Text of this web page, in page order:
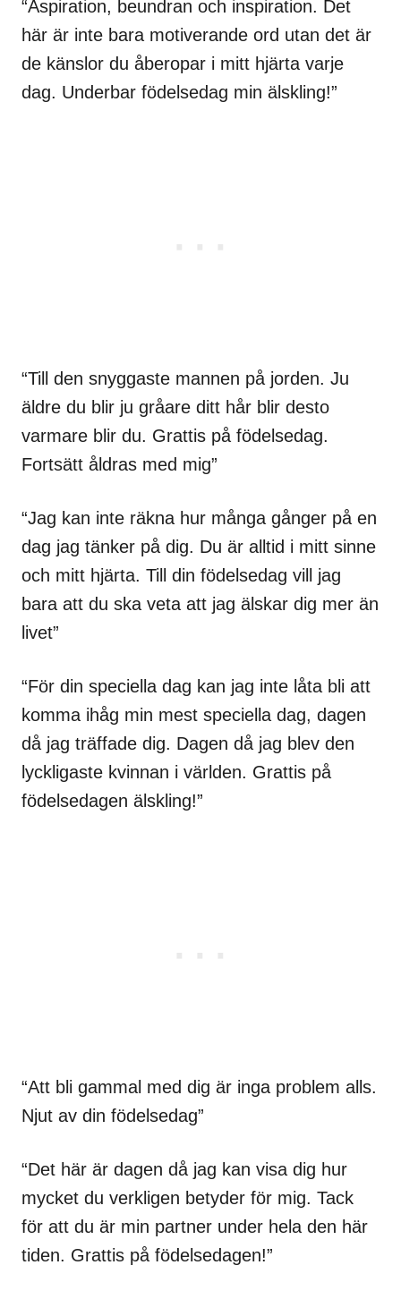
“Aspiration, beundran och inspiration. Det
här är inte bara motiverande ord utan det är
de känslor du åberopar i mitt hjärta varje
dag. Underbar födelsedag min älskling!”
“Till den snyggaste mannen på jorden. Ju
äldre du blir ju gråare ditt hår blir desto
varmare blir du. Grattis på födelsedag.
Fortsätt åldras med mig”
“Jag kan inte räkna hur många gånger på en
dag jag tänker på dig. Du är alltid i mitt sinne
och mitt hjärta. Till din födelsedag vill jag
bara att du ska veta att jag älskar dig mer än
livet”
“För din speciella dag kan jag inte låta bli att
komma ihåg min mest speciella dag, dagen
då jag träffade dig. Dagen då jag blev den
lyckligaste kvinnan i världen. Grattis på
födelsedagen älskling!”
“Att bli gammal med dig är inga problem alls.
Njut av din födelsedag”
“Det här är dagen då jag kan visa dig hur
mycket du verkligen betyder för mig. Tack
för att du är min partner under hela den här
tiden. Grattis på födelsedagen!”